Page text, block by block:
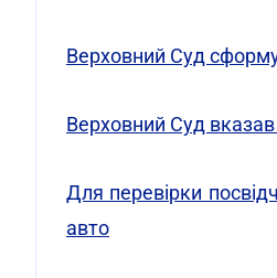
Верховний Суд
Верховний Суд
Для перевірки
авто